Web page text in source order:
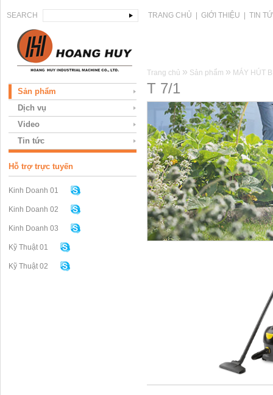
SEARCH TRANG CHỦ GIỚI THIỆU TIN
Trang chủ » Sản phẩm » MÁY HÚT
T 7/1
Sản phẩm
Dịch vụ
Video
Tin tức
Hỗ trợ trực tuyến
Kinh Doanh 01
Kinh Doanh 02
Kinh Doanh 03
Kỹ Thuật 01
Kỹ Thuật 02